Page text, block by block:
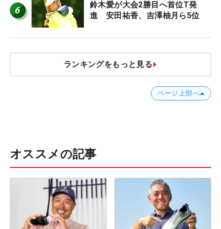
6
鈴木愛が大会2勝目へ首位T発
進 安田祐香、吉澤柚月ら5位
ランキングをもっと見る
ページ上部へ
オススメの記事